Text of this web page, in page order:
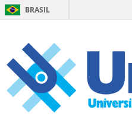
BRASIL